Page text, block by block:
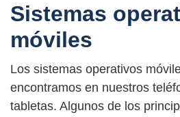
Sistemas
móviles
Los sistemas operativos
encontramos en nuestros
tabletas. Algunos de los